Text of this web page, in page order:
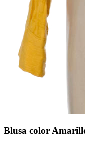
Blusa color